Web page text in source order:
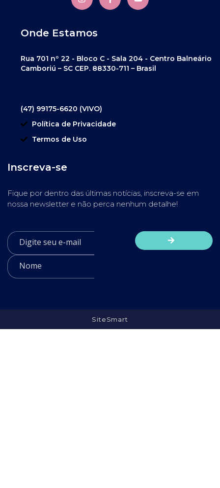
Onde Estamos
Rua 701 nº 22 - Bloco C - Sala 204 - Centro Balneário
Camboriú – SC CEP. 88330-711 – Brasil
(47) 99175-6620 (VIVO)
Política de Privacidade
Termos de Uso
Inscreva-se
Fique por dentro das últimas notícias, inscreva-se em
nossa newsletter e não perca nenhum detalhe!
SiteSmart